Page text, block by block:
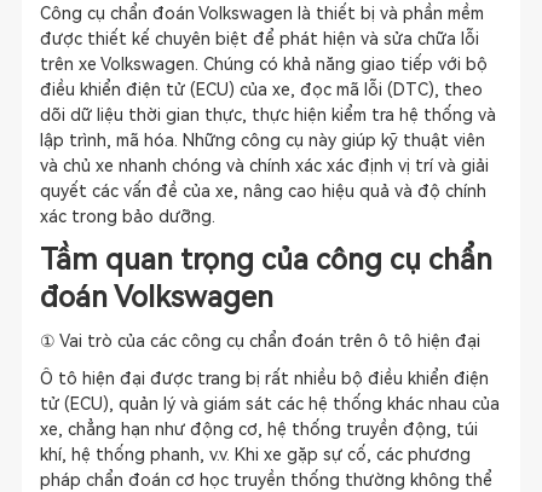
Công cụ chẩn đoán Volkswagen là thiết bị và phần mềm
được thiết kế chuyên biệt để phát hiện và sửa chữa lỗi
trên xe Volkswagen. Chúng có khả năng giao tiếp với bộ
điều khiển điện tử (ECU) của xe, đọc mã lỗi (DTC), theo
dõi dữ liệu thời gian thực, thực hiện kiểm tra hệ thống và
lập trình, mã hóa. Những công cụ này giúp kỹ thuật viên
và chủ xe nhanh chóng và chính xác xác định vị trí và giải
quyết các vấn đề của xe, nâng cao hiệu quả và độ chính
xác trong bảo dưỡng.
Tầm quan trọng của công cụ chẩn
đoán Volkswagen
① Vai trò của các công cụ chẩn đoán trên ô tô hiện đại
Ô tô hiện đại được trang bị rất nhiều bộ điều khiển điện
tử (ECU), quản lý và giám sát các hệ thống khác nhau của
xe, chẳng hạn như động cơ, hệ thống truyền động, túi
khí, hệ thống phanh, v.v. Khi xe gặp sự cố, các phương
pháp chẩn đoán cơ học truyền thống thường không thể